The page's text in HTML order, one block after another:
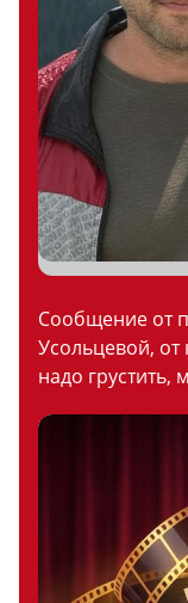
Сообщение от
Усольцевой,
надо грустить,